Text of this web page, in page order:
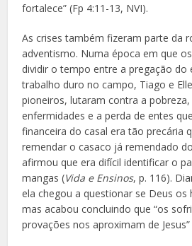
fortalece” (Fp 4:11-13, NVI).
As crises também fizeram parte da
adventismo. Numa época em que
dividir o tempo entre a pregação do
trabalho duro no campo, Tiago e
pioneiros, lutaram contra a
enfermidades e a perda de entes
financeira do casal era tão precária
remendar o casaco já remendado
afirmou que era difícil identificar o
mangas (Vida e Ensinos, p. 116).
ela chegou a questionar se Deus os
mas acabou concluindo que “os
provações nos aproximam de Jesus”